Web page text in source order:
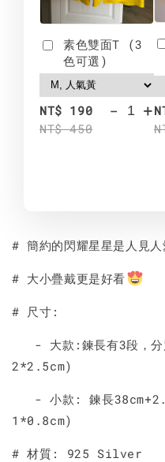
素色雙面T (3
色可選)
NT$ 190
NT$ 450
- +
# 簡約的閃耀星星是人見人
# 大小疊戴更是好看
# 尺寸:
- 大款:鍊長有3段，分
2*2.5cm)
- 小款: 鍊長
1*0.8cm)
# 材質: 925 Silver